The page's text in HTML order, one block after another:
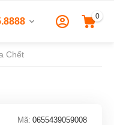
0
Chết
Mã: 0655439059008